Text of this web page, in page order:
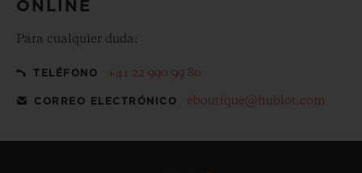
ONLINE
Para cualquier duda:
TELÉFONO +41 22 990 99 80
CORREO ELECTRÓNICO eboutique@hublot.com